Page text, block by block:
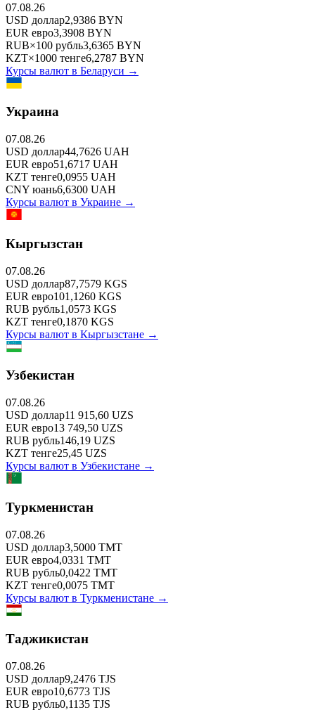
07.08.26
USD доллар2,9386 BYN
EUR евро3,3908 BYN
RUB×100 рубль3,6365 BYN
KZT×1000 тенге6,2787 BYN
Курсы валют в Беларуси →
Украина
07.08.26
USD доллар44,7626 UAH
EUR евро51,6717 UAH
KZT тенге0,0955 UAH
CNY юань6,6300 UAH
Курсы валют в Украине →
Кыргызстан
07.08.26
USD доллар87,7579 KGS
EUR евро101,1260 KGS
RUB рубль1,0573 KGS
KZT тенге0,1870 KGS
Курсы валют в Кыргызстане →
Узбекистан
07.08.26
USD доллар11 915,60 UZS
EUR евро13 749,50 UZS
RUB рубль146,19 UZS
KZT тенге25,45 UZS
Курсы валют в Узбекистане →
Туркменистан
07.08.26
USD доллар3,5000 TMT
EUR евро4,0331 TMT
RUB рубль0,0422 TMT
KZT тенге0,0075 TMT
Курсы валют в Туркменистане →
Таджикистан
07.08.26
USD доллар9,2476 TJS
EUR евро10,6773 TJS
RUB рубль0,1135 TJS